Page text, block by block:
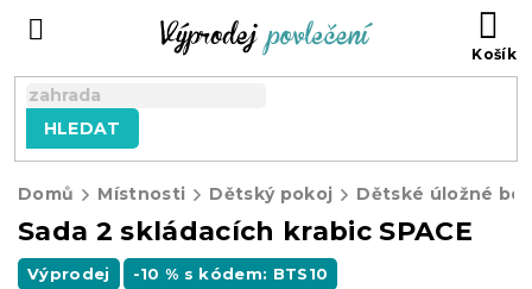
HLEDAT
Domů Místnosti Dětský pokoj Dětské úložné
Sada 2 skládacích krabic SPACE
Výprodej -10 % s kódem: BTS10